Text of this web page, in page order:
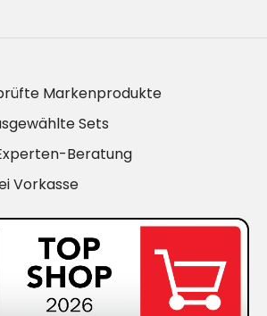
Markenprodukte
Sets
Beratung
Vorkasse